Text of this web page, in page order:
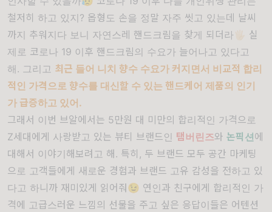
철저히 하고 있지? 옵형도 손을 정말 자주 씻고 있는데 날씨
까지 추워지다 보니 자연스레 핸드크림을 찾게 되더라🖐🏻 실
제로 코로나 19 이후 핸드크림의 수요가 늘어나고 있다고
해. 그리고 최근 들어 니치 향수 수요가 커지면서 비교적 합리
적인 가격으로 향수를 대신할 수 있는 핸드케어 제품의 인기
가 급증하고 있어.
그래서 이번 브알에서는 5만원 대 미만의 합리적인 가격으로
Z세대에게 사랑받고 있는 뷰티 브랜드인 탬버린즈와 논픽션에
대해서 이야기해보려고 해. 특히, 두 브랜드 모두 공간 마케팅
으로 고객들에게 새로운 경험과 브랜드 고유 감성을 전하고 있
다고 하니까 재미있게 읽어줘😉 연인과 친구에게 합리적인 가
격에 고급스러운 느낌의 선물을 주고 싶은 응답이들은 어텐션